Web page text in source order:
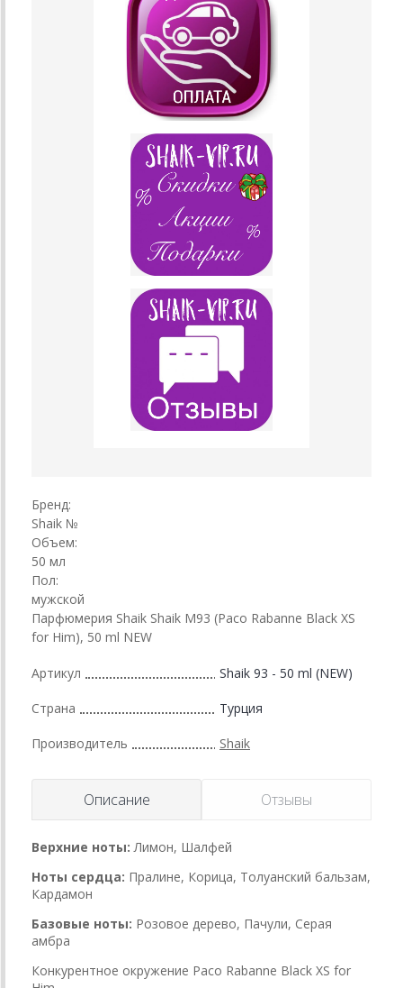
Бренд:
Shaik №
Объем:
50 мл
Пол:
мужской
Парфюмерия Shaik Shaik M93 (Paco Rabanne Black XS
for Him), 50 ml NEW
Артикул Shaik 93 - 50 ml (NEW)
Страна Турция
Производитель Shaik
Описание Отзывы
Верхние ноты: Лимон, Шалфей
Ноты сердца: Пралине, Корица, Толуанский бальзам,
Кардамон
Базовые ноты: Розовое дерево, Пачули, Серая
амбра
Конкурентное окружение Paco Rabanne Black XS for